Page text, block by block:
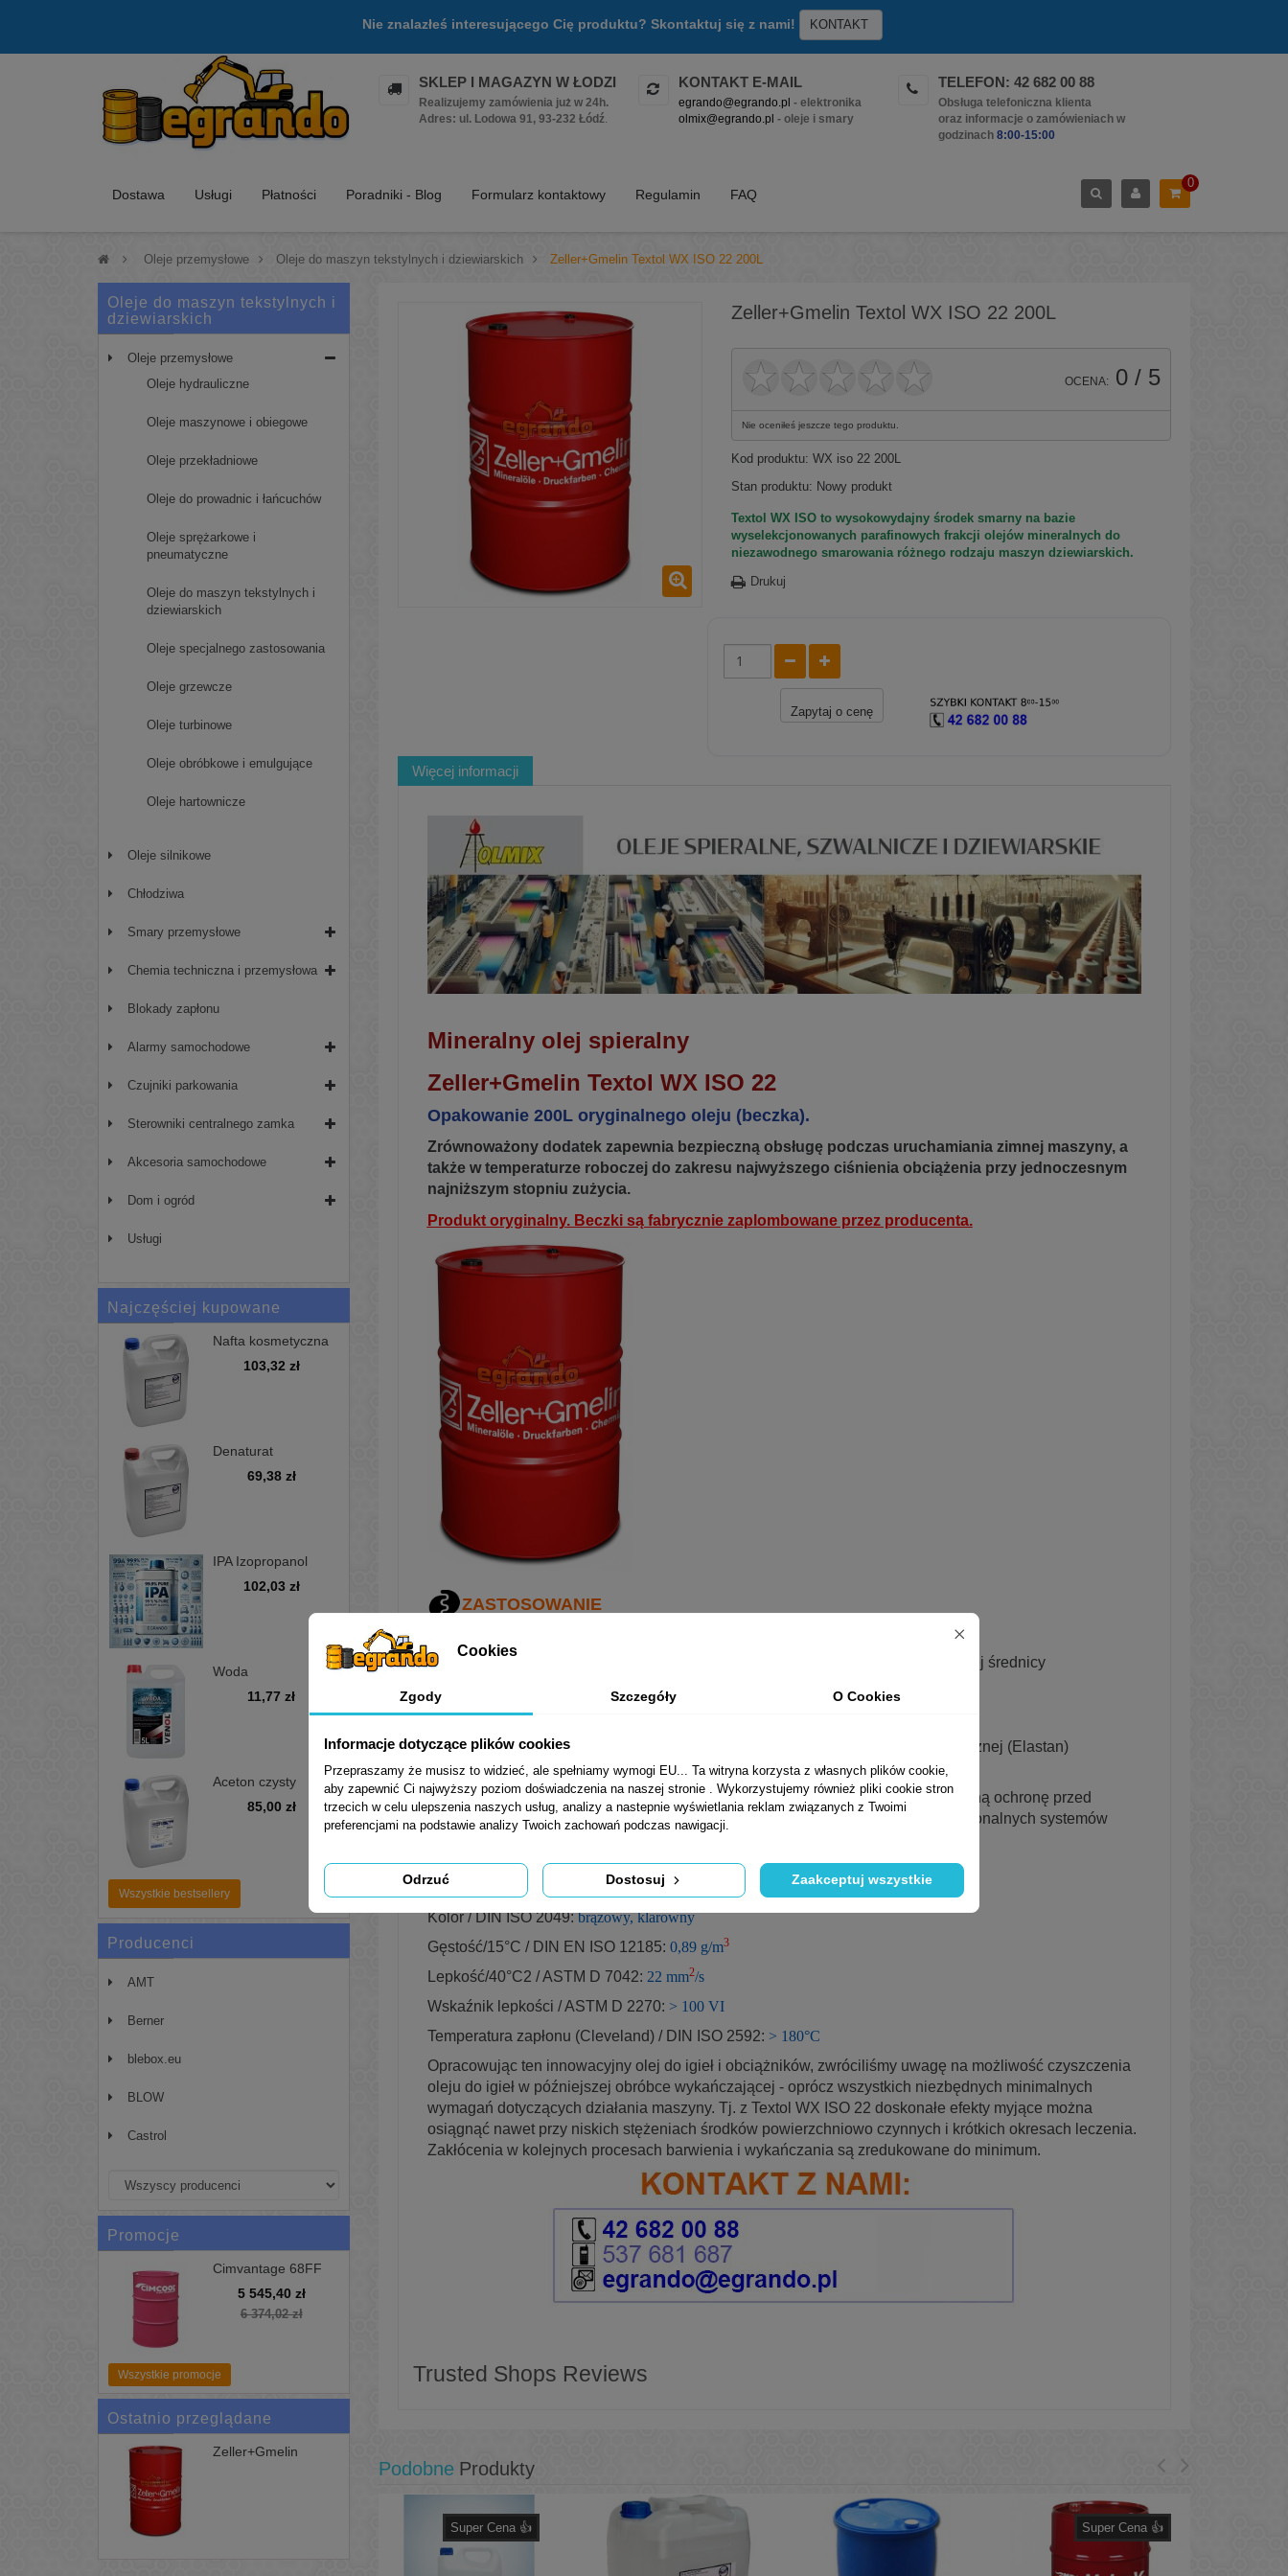
Nie znalazłeś interesującego Cię produktu? Skontaktuj się z nami! KONTAKT
SKLEP I MAGAZYN W ŁODZI
Realizujemy zamówienia już w 24h.
Adres: ul. Lodowa 91, 93-232 Łódź.
KONTAKT E-MAIL
egrando@egrando.pl - elektronika
olmix@egrando.pl - oleje i smary
TELEFON: 42 682 00 88
Obsługa telefoniczna klienta
oraz informacje o zamówieniach w
godzinach 8:00-15:00
Dostawa Usługi Płatności Poradniki - Blog Formularz kontaktowy Regulamin FAQ
0
> Oleje przemysłowe > Oleje do maszyn tekstylnych i dziewiarskich > Zeller+Gmelin Textol WX ISO 22 200L
Oleje do maszyn tekstylnych i
dziewiarskich
Oleje przemysłowe
Oleje hydrauliczne
Oleje maszynowe i obiegowe
Oleje przekładniowe
Oleje do prowadnic i łańcuchów
Oleje sprężarkowe i
pneumatyczne
Oleje do maszyn tekstylnych i
dziewiarskich
Oleje specjalnego zastosowania
Oleje grzewcze
Oleje turbinowe
Oleje obróbkowe i emulgujące
Oleje hartownicze
Oleje silnikowe
Chłodziwa
Smary przemysłowe
Chemia techniczna i przemysłowa
Blokady zapłonu
Alarmy samochodowe
Czujniki parkowania
Sterowniki centralnego zamka
Akcesoria samochodowe
Dom i ogród
Usługi
Najczęściej kupowane
Nafta kosmetyczna
kanister 5L
103,32 zł
Denaturat
minimum 97%, opak
69,38 zł
IPA Izopropanol
izopropylowy 99,9%
102,03 zł
Woda
11,77 zł
Aceton czysty
5L - zmywacz,
85,00 zł
Wszystkie bestsellery
Producenci
AMT
Berner
blebox.eu
BLOW
Castrol
Promocje
Cimvantage 68FF
Chłodziwo Cimcool
5 545,40 zł
6 374,02 zł
Wszystkie promocje
Ostatnio przeglądane
Zeller+Gmelin
Zeller+Gmelin Textol WX ISO 22 200L
OCENA: 0/ 5
Nie oceniłeś jeszcze tego produktu.
Kod produktu: WX iso 22 200L
Stan produktu: Nowy produkt
Textol WX ISO to wysokowydajny środek smarny na bazie
wyselekcjonowanych parafinowych frakcji olejów mineralnych do
niezawodnego smarowania różnego rodzaju maszyn dziewiarskich.
Drukuj
Zapytaj o cenę
Więcej informacji
Mineralny olej spieralny
Zeller+Gmelin Textol WX ISO 22
Opakowanie 200L oryginalnego oleju (beczka).
Zrównoważony dodatek zapewnia bezpieczną obsługę podczas uruchamiania zimnej maszyny, a
także w temperaturze roboczej do zakresu najwyższego ciśnienia obciążenia przy jednoczesnym
najniższym stopniu zużycia.
Produkt oryginalny. Beczki są fabrycznie zaplombowane przez producenta.
ZASTOSOWANIE
● wysokowydajny olej na bazie oleju mineralnego
do smarowania elementów dziewiarskich maszyn dziewiarskich okrągłych o dużej średnicy
● wyjątkowa stabilność starzenia
●neutralne zachowanie w stosunku do farby, elastomerów oraz przędzy syntetycznej (Elastan)
●nie zawiera składników pochodzenia zwierzęcego.
Specjalne inhibitory zapewniają doskonałą stabilność oksydacyjną oraz optymalną ochronę przed
korozją.
Textol WX ISO 22 może być nakładany za pomocą wszystkich konwencjonalnych systemów
CECHY PRODUKTU
Kolor/ DIN ISO 2049:brązowy, klarowny
Gęstość/15°C / DIN EN ISO 12185: 0,89 g/m3
Lepkość/40°C2 / ASTM D 7042: 22 mm2/s
Wskaźnik lepkości / ASTM D 2270: > 100 VI
Temperatura zapłonu (Cleveland) / DIN ISO 2592: > 180°C
Opracowując ten innowacyjny olej do igieł i obciążników, zwróciliśmy uwagę na możliwość czyszczenia
oleju do igieł w późniejszej obróbce wykańczającej - oprócz wszystkich niezbędnych minimalnych
wymagań dotyczących działania maszyny. Tj. z Textol WX ISO 22 doskonałe efekty myjące można
osiągnąć nawet przy niskich stężeniach środków powierzchniowo czynnych i krótkich okresach leczenia.
Zakłócenia w kolejnych procesach barwienia i wykańczania są zredukowane do minimum.
Trusted Shops Reviews
Podobne Produkty
Super Cena 👍 Super Cena 👍
Cookies
Zgody Szczegóły O Cookies
Informacje dotyczące plików cookies
Przepraszamy że musisz to widzieć, ale spełniamy wymogi EU... Ta witryna korzysta z własnych plików cookie,
aby zapewnić Ci najwyższy poziom doświadczenia na naszej stronie . Wykorzystujemy również pliki cookie stron
trzecich w celu ulepszenia naszych usług, analizy a nastepnie wyświetlania reklam związanych z Twoimi
preferencjami na podstawie analizy Twoich zachowań podczas nawigacji.
Odrzuć Dostosuj Zaakceptuj wszystkie